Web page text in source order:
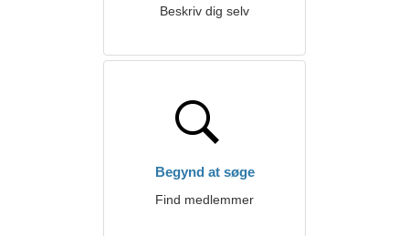
Beskriv dig selv
Begynd at søge
Find medlemmer